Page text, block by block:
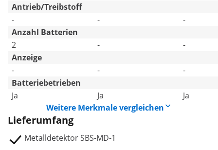
Antrieb/Treibstoff
-
-
-
Anzahl Batterien
2
-
-
Anzeige
-
-
-
Batteriebetrieben
Ja
Ja
Ja
Weitere Merkmale vergleichen
Lieferumfang
Metalldetektor SBS-MD-1